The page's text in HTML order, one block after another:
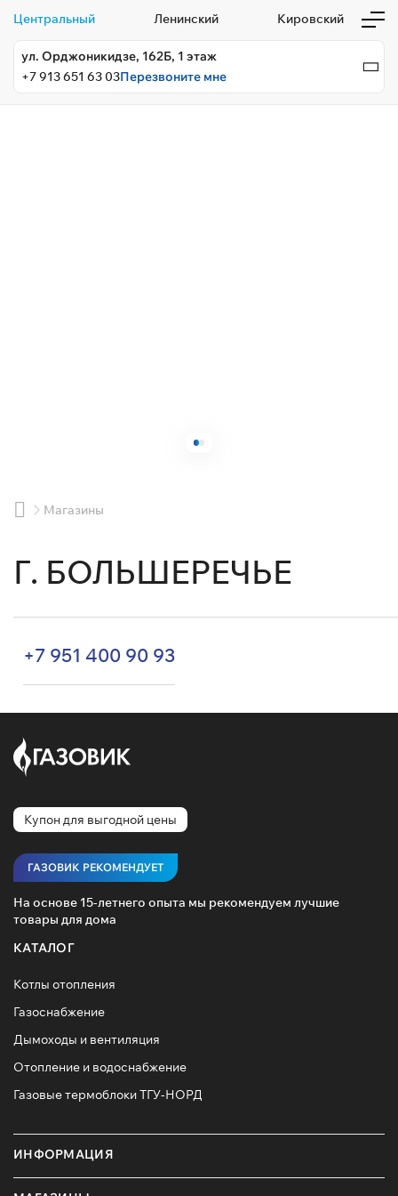
Центральный Ленинский Кировский
ул. Орджоникидзе, 162Б, 1 этаж
+7 913 651 63 03Перезвоните мне
Магазины
Г. БОЛЬШЕРЕЧЬЕ
+7 951 400 90 93
Купон для выгодной цены
ГАЗОВИК РЕКОМЕНДУЕТ
На основе 15-летнего опыта мы рекомендуем лучшие
товары для дома
КАТАЛОГ
Котлы отопления
Газоснабжение
Дымоходы и вентиляция
Отопление и водоснабжение
Газовые термоблоки ТГУ-НОРД
ИНФОРМАЦИЯ